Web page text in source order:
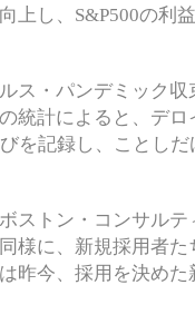
上し、S&P500の利
ス・パンデミック収
統計によると、デロ
を記録し、ことし
ストン・コンサルテ
様に、新規採用者
昨今、採用を決め